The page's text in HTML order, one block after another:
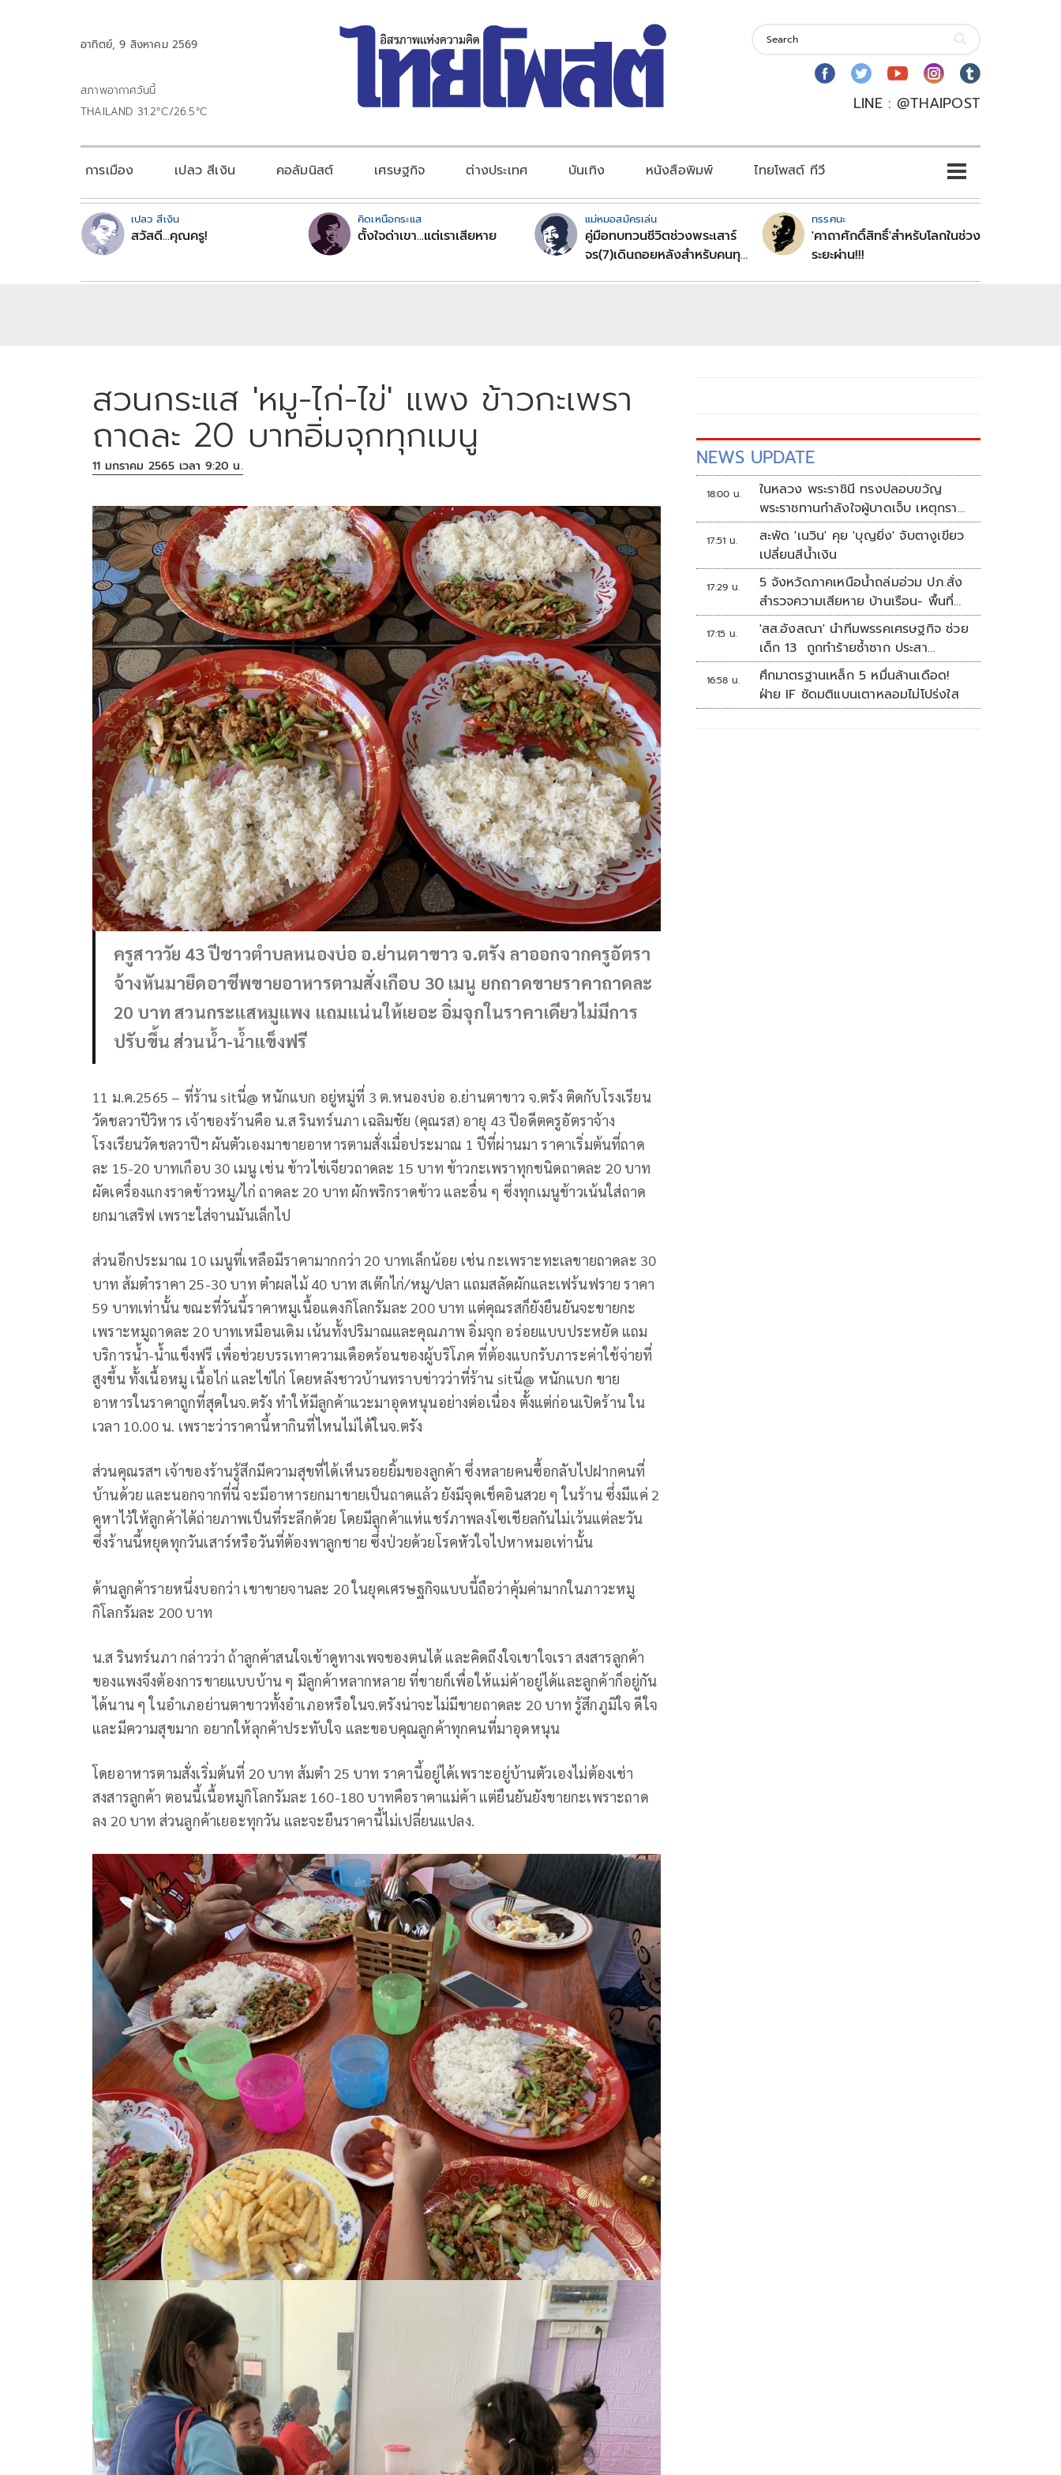
อาทิตย์, 9 สิงหาคม 2569
สภาพอากาศวันนี้
THAILAND 31.2°C/26.5°C
LINE : @THAIPOST
การเมือง เปลว สีเงิน คอลัมนิสต์ เศรษฐกิจ ต่างประเทศ บันเทิง หนังสือพิมพ์ ไทยโพสต์ ทีวี
เปลว สีเงิน
สวัสดี...คุณครู!
คิดเหนือกระแส
ตั้งใจด่าเขา...แต่เราเสียหาย
แม่หมอสมัครเล่น
คู่มือทบทวนชีวิตช่วงพระเสาร์
จร(7)เดินถอยหลังสำหรับคนทุก
ทรรศนะ
'คาถาศักดิ์สิทธิ์'สำหรับโลกในช่วง
ระยะผ่าน!!!
สวนกระแส 'หมู-ไก่-ไข่' แพง ข้าวกะเพรา
ถาดละ 20 บาทอิ่มจุกทุกเมนู
11 มกราคม 2565 เวลา 9:20 น.
ครูสาววัย 43 ปีชาวตำบลหนองบ่อ อ.ย่านตาขาว จ.ตรัง ลาออกจากครูอัตรา
จ้างหันมายึดอาชีพขายอาหารตามสั่งเกือบ 30 เมนู ยกถาดขายราคาถาดละ
20 บาท สวนกระแสหมูแพง แถมแน่นให้เยอะ อิ่มจุกในราคาเดียวไม่มีการ
ปรับขึ้น ส่วนน้ำ-น้ำแข็งฟรี
11 ม.ค.2565 – ที่ร้าน sitนี่@ หนักแบก อยู่หมู่ที่ 3 ต.หนองบ่อ อ.ย่านตาขาว จ.ตรัง ติดกับโรงเรียน
วัดชลวาปีวิหาร เจ้าของร้านคือ น.ส รินทร์นภา เฉลิมชัย (คุณรส) อายุ 43 ปีอดีตครูอัตราจ้าง
โรงเรียนวัดชลวาปีฯ ผันตัวเองมาขายอาหารตามสั่งเมื่อประมาณ 1 ปีที่ผ่านมา ราคาเริ่มต้นที่ถาด
ละ 15-20 บาทเกือบ 30 เมนู เช่น ข้าวไข่เจียวถาดละ 15 บาท ข้าวกะเพราทุกชนิดถาดละ 20 บาท
ผัดเครื่องแกงราดข้าวหมู/ไก่ ถาดละ 20 บาท ผักพริกราดข้าว และอื่น ๆ ซึ่งทุกเมนูข้าวเน้นใส่ถาด
ยกมาเสริฟ เพราะใส่จานมันเล็กไป
ส่วนอีกประมาณ 10 เมนูที่เหลือมีราคามากกว่า 20 บาทเล็กน้อย เช่น กะเพราะทะเลขายถาดละ 30
บาท ส้มตำราคา 25-30 บาท ตำผลไม้ 40 บาท สเต๊กไก่/หมู/ปลา แถมสลัดผักและเฟร้นฟราย ราคา
59 บาทเท่านั้น ขณะที่วันนี้ราคาหมูเนื้อแดงกิโลกรัมละ 200 บาท แต่คุณรสก็ยังยืนยันจะขายกะ
เพราะหมูถาดละ 20 บาทเหมือนเดิม เน้นทั้งปริมาณและคุณภาพ อิ่มจุก อร่อยแบบประหยัด แถม
บริการน้ำ-น้ำแข็งฟรี เพื่อช่วยบรรเทาความเดือดร้อนของผู้บริโภค ที่ต้องแบกรับภาระค่าใช้จ่ายที่
สูงขึ้น ทั้งเนื้อหมู เนื้อไก่ และไข่ไก่ โดยหลังชาวบ้านทราบข่าวว่าที่ร้าน sitนี่@ หนักแบก ขาย
อาหารในราคาถูกที่สุดในจ.ตรัง ทำให้มีลูกค้าแวะมาอุดหนุนอย่างต่อเนื่อง ตั้งแต่ก่อนเปิดร้าน ใน
เวลา 10.00 น. เพราะว่าราคานี้หากินที่ไหนไม่ได้ในจ.ตรัง
ส่วนคุณรสฯ เจ้าของร้านรู้สึกมีความสุขที่ได้เห็นรอยยิ้มของลูกค้า ซึ่งหลายคนซื้อกลับไปฝากคนที่
บ้านด้วย และนอกจากที่นี่ จะมีอาหารยกมาขายเป็นถาดแล้ว ยังมีจุดเช็คอินสวย ๆ ในร้าน ซึ่งมีแค่ 2
คูหาไว้ให้ลูกค้าได้ถ่ายภาพเป็นที่ระลึกด้วย โดยมีลูกค้าแห่แชร์ภาพลงโซเชียลกันไม่เว้นแต่ละวัน
ซึ่งร้านนี้หยุดทุกวันเสาร์หรือวันที่ต้องพาลูกชาย ซึ่งป่วยด้วยโรคหัวใจไปหาหมอเท่านั้น
ด้านลูกค้ารายหนึ่งบอกว่า เขาขายจานละ 20 ในยุคเศรษฐกิจแบบนี้ถือว่าคุ้มค่ามากในภาวะหมู
กิโลกรัมละ 200 บาท
น.ส รินทร์นภา กล่าวว่า ถ้าลูกค้าสนใจเข้าดูทางเพจของตนได้ และคิดถึงใจเขาใจเรา สงสารลูกค้า
ของแพงจึงต้องการขายแบบบ้าน ๆ มีลูกค้าหลากหลาย ที่ขายก็เพื่อให้แม่ค้าอยู่ได้และลูกค้าก็อยู่กัน
ได้นาน ๆ ในอำเภอย่านตาขาวทั้งอำเภอหรือในจ.ตรังน่าจะไม่มีขายถาดละ 20 บาท รู้สึกภูมิใจ ดีใจ
และมีความสุขมาก อยากให้ลุกค้าประทับใจ และขอบคุณลูกค้าทุกคนที่มาอุดหนุน
โดยอาหารตามสั่งเริ่มต้นที่ 20 บาท ส้มตำ 25 บาท ราคานี้อยู่ได้เพราะอยู่บ้านตัวเองไม่ต้องเช่า
สงสารลูกค้า ตอนนี้เนื้อหมูกิโลกรัมละ 160-180 บาทคือราคาแม่ค้า แต่ยืนยันยังขายกะเพราะถาด
ลง 20 บาท ส่วนลูกค้าเยอะทุกวัน และจะยืนราคานี้ไม่เปลี่ยนแปลง.
NEWS UPDATE
18:00 น.
ในหลวง พระราชินี ทรงปลอบขวัญ
พระราชทานกำลังใจผู้บาดเจ็บ เหตุกราด
ยิง รร.เทพศิรินทร์นนทบุรี
17:51 น.
สะพัด 'เนวิน' คุย 'บุญยิ่ง' จับตางูเขียว
เปลี่ยนสีน้ำเงิน
17:29 น.
5 จังหวัดภาคเหนือน้ำถล่มอ่วม ปภ.สั่ง
สำรวจความเสียหาย บ้านเรือน- พื้นที่
เกษตร
17:15 น.
'สส.อังสณา' นำทีมพรรคเศรษฐกิจ ช่วย
เด็ก 13 ถูกทำร้ายซ้ำซาก ประสา
นพม.เข้าคุ้มครอง
16:58 น.
ศึกมาตรฐานเหล็ก 5 หมื่นล้านเดือด!
ฝ่าย IF ซัดมติแบนเตาหลอมไม่โปร่งใส